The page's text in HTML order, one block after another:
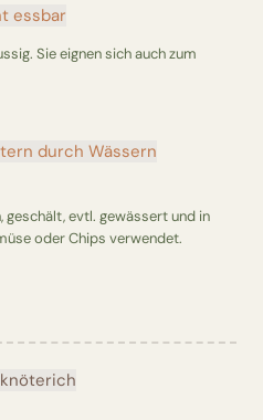
essbar
Sie eignen sich auch zum
durch Wässern
geschält, evtl. gewässert und in
oder Chips verwendet.